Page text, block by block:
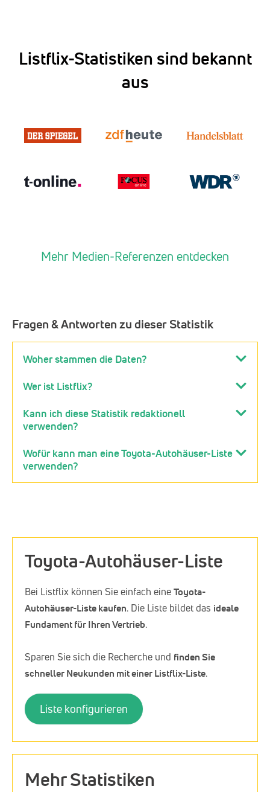
Listflix-Statistiken sind bekannt
aus
Mehr Medien-Referenzen entdecken
Fragen & Antworten zu dieser Statistik
Woher stammen die Daten?
Wer ist Listflix?
Kann ich diese Statistik redaktionell
verwenden?
Wofür kann man eine Toyota-Autohäuser-Liste
verwenden?
Toyota-Autohäuser-Liste
Bei Listflix können Sie einfach eineToyota-
Autohäuser-Liste kaufen. Die Liste bildet das ideale
Fundament für Ihren Vertrieb.
Sparen Sie sich die Recherche und finden Sie
schneller Neukunden mit einer Listflix-Liste.
Liste konfigurieren
Mehr Statistiken